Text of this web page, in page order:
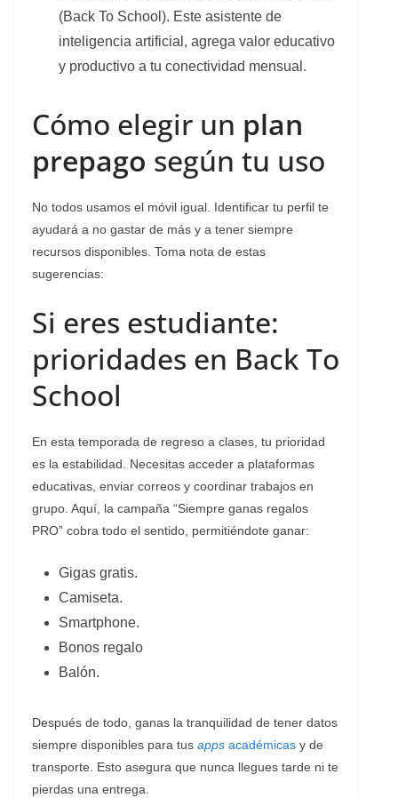
(Back To School). Este asistente de
inteligencia artificial, agrega valor educativo
y productivo a tu conectividad mensual.
Cómo elegir un plan
prepago según tu uso
No todos usamos el móvil igual. Identificar tu perfil te
ayudará a no gastar de más y a tener siempre
recursos disponibles. Toma nota de estas
sugerencias:
Si eres estudiante:
prioridades en Back To
School
En esta temporada de regreso a clases, tu prioridad
es la estabilidad. Necesitas acceder a plataformas
educativas, enviar correos y coordinar trabajos en
grupo. Aquí, la campaña “Siempre ganas regalos
PRO” cobra todo el sentido, permitiéndote ganar:
Gigas gratis.
Camiseta.
Smartphone.
Bonos regalo
Balón.
Después de todo, ganas la tranquilidad de tener datos
siempre disponibles para tus apps académicas y de
transporte. Esto asegura que nunca llegues tarde ni te
pierdas una entrega.